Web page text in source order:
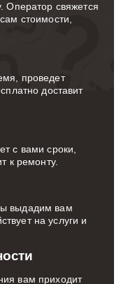
Оператор свяжется
стоимости,
проведет
доставит
с вами сроки,
к ремонту.
выдадим вам
на услуги и
вам приходит